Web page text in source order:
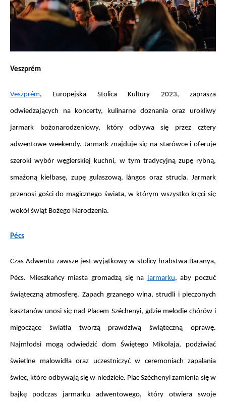
Veszprém
Veszprém, Europejska Stolica Kultury 2023, zaprasza
odwiedzających na koncerty, kulinarne doznania oraz urokliwy
jarmark bożonarodzeniowy, który odbywa się przez cztery
adwentowe weekendy. Jarmark znajduje się na starówce i oferuje
szeroki wybór węgierskiej kuchni, w tym tradycyjną zupę rybną,
smażoną kiełbasę, zupę gulaszową, lángos oraz strucla. Jarmark
przenosi gości do magicznego świata, w którym wszystko kręci się
wokół świąt Bożego Narodzenia.
Pécs
Czas Adwentu zawsze jest wyjątkowy w stolicy hrabstwa Baranya,
Pécs. Mieszkańcy miasta gromadzą się na jarmarku, aby poczuć
świąteczną atmosferę. Zapach grzanego wina, strudli i pieczonych
kasztanów unosi się nad Placem Széchenyi, gdzie melodie chórów i
migoczące światła tworzą prawdziwą świąteczną oprawę.
Najmłodsi mogą odwiedzić dom Świętego Mikołaja, podziwiać
świetlne malowidła oraz uczestniczyć w ceremoniach zapalania
świec, które odbywają się w niedziele. Plac Széchenyi zamienia się w
bajkę podczas jarmarku adwentowego, który otwiera swoje